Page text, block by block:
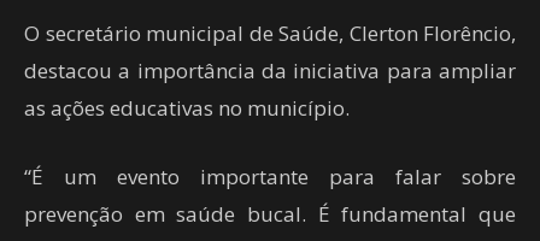
O secretário municipal de Saúde, Clerton Florêncio,
destacou a importância da iniciativa para ampliar
as ações educativas no município.
“É um evento importante para falar sobre
prevenção em saúde bucal. É fundamental que